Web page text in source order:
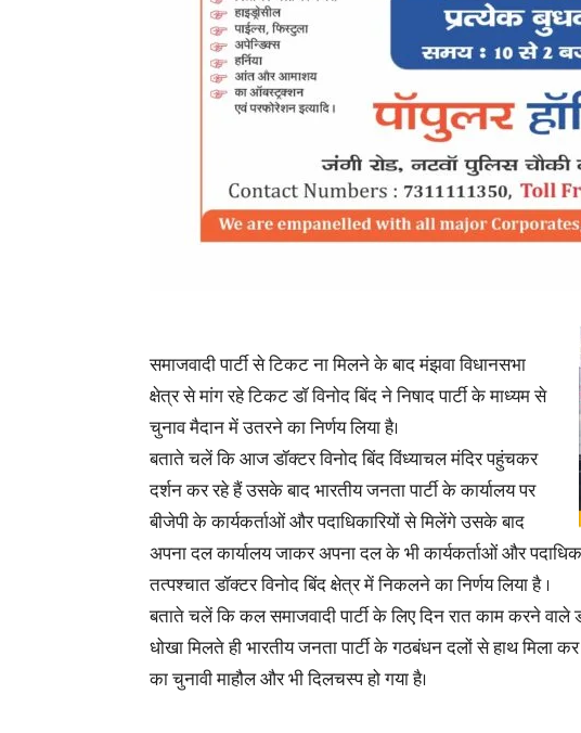
समाजवादी पार्टी से टिकट ना मिलने के बाद मंझवा विधानसभा
क्षेत्र से मांग रहे टिकट डॉ विनोद बिंद ने निषाद पार्टी के माध्यम से
चुनाव मैदान में उतरने का निर्णय लिया है।
बताते चलें कि आज डॉक्टर विनोद बिंद विंध्याचल मंदिर पहुंचकर
दर्शन कर रहे हैं उसके बाद भारतीय जनता पार्टी के कार्यालय पर
बीजेपी के कार्यकर्ताओं और पदाधिकारियों से मिलेंगे उसके बाद
अपना दल कार्यालय जाकर अपना दल के भी कार्यकर्ताओं और
तत्पश्चात डॉक्टर विनोद बिंद क्षेत्र में निकलने का निर्णय लिया है ।
बताते चलें कि कल समाजवादी पार्टी के लिए दिन रात काम करने वाले
धोखा मिलते ही भारतीय जनता पार्टी के गठबंधन दलों से हाथ मिला
का चुनावी माहौल और भी दिलचस्प हो गया है।